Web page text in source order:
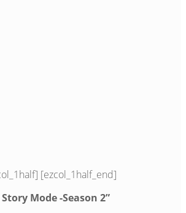
[ezcol_1half_end]
Mode -Season 2”